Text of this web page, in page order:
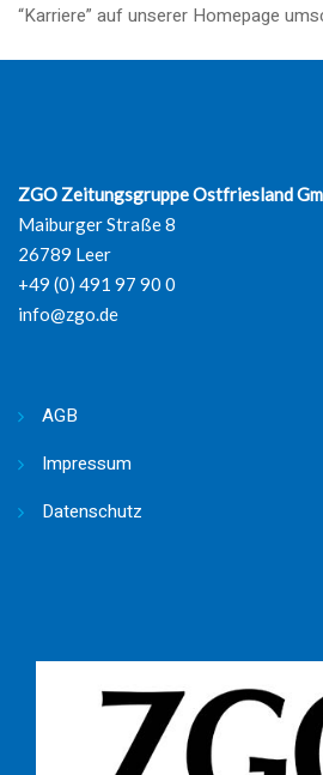
“Karriere” auf unserer Homepage
ZGO Zeitungsgruppe Ostfriesland
Maiburger Straße 8
26789 Leer
+49 (0) 491 97 90 0
info@zgo.de
AGB
Impressum
Datenschutz